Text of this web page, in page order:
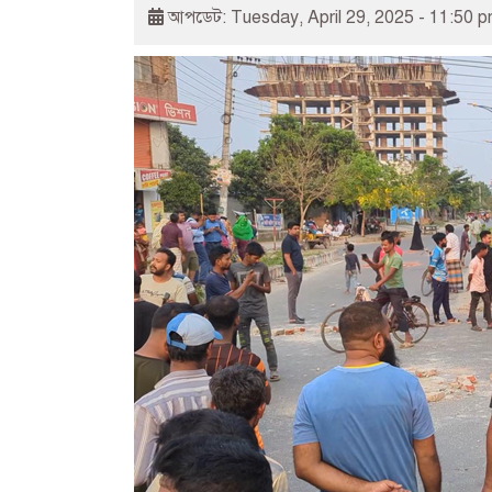
আপডেট: Tuesday, April 29, 2025 - 11:50